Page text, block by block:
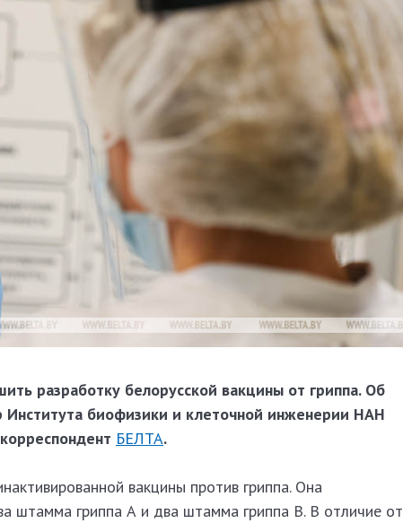
разработку белорусской вакцины от гриппа. Об
биофизики и клеточной инженерии НАН
БЕЛТА.
вакцины против гриппа. Она
штамма гриппа А и два штамма гриппа В. В отличие от